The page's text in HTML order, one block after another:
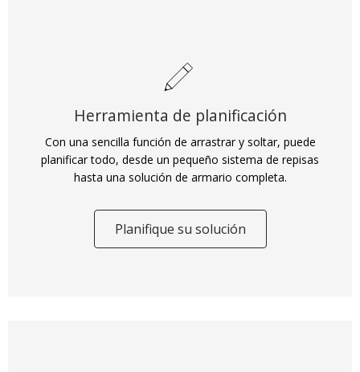
Herramienta de planificación
Con una sencilla función de arrastrar y soltar, puede
planificar todo, desde un pequeño sistema de repisas
hasta una solución de armario completa.
Planifique su solución